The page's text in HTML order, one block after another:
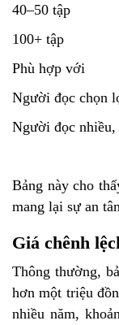
40–50 tập
100+ tập
Phù hợp với
Người đọc chọn
Người đọc nhiều,
Bảng này cho
mang lại sự an
Giá chênh
Thông thường,
hơn một triệu
nhiều năm,